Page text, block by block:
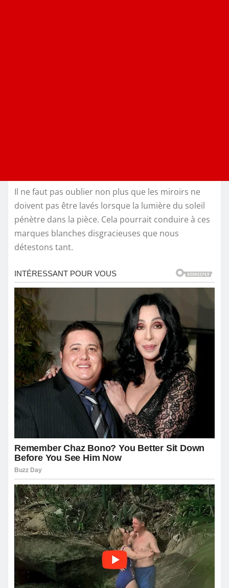
Il ne faut pas oublier non plus que les miroirs ne
doivent pas être lavés lorsque la lumière du soleil
pénètre dans la pièce. Cela pourrait conduire à ces
marques blanches disgracieuses que nous
détestons tant.